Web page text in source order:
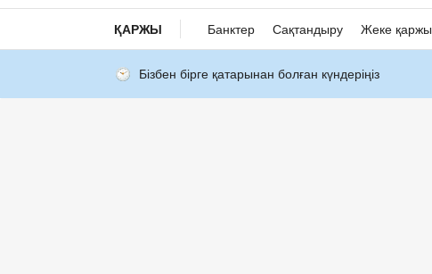
ҚАРЖЫ Банктер Сақтандыру Жеке қаржы
Бізбен бірге қатарынан болған күндеріңіз